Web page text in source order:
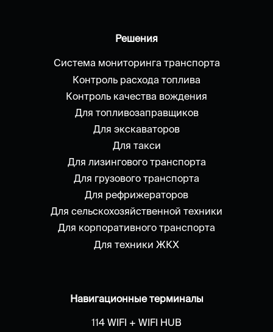
Решения
Система мониторинга транспорта
Контроль расхода топлива
Контроль качества вождения
Для топливозаправщиков
Для экскаваторов
Для такси
Для лизингового транспорта
Для грузового транспорта
Для рефрижераторов
Для сельскохозяйственной техники
Для корпоративного транспорта
Для техники ЖКХ
Навигационные терминалы
114 WIFI + WIFI HUB